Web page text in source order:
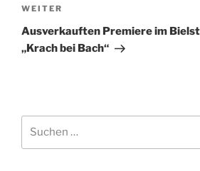
Nächster
Beitrag
WEITER
Ausverkauften Premiere im
„Krach bei Bach“